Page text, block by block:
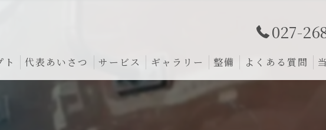
027-
ト 代表あいさつ サービス ギャラリー 整備 よくある質問